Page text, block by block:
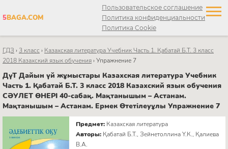
5BAGA.COM
Пользовательское соглашение
Политика конфиденциальности
Политика Cookie
ГДЗ › 3 класс › Казахская литература Учебник Часть 1. Қабатай Б.Т. 3 класс
2018 Казахский язык обучения›Упражнение 7
ДүТ Дайын үй жұмыстары Казахская литература Учебник
Часть 1. Қабатай Б.Т. 3 класс 2018 Казахский язык обучения
СӘУЛЕТ ӨНЕРІ 40-сабақ. Мақтанышым – Астанам.
Мақтанышым – Астанам. Ермек Өтетілеуұлы Упражнение 7
Предмет: Казахская литература
Авторы: Қабатай Б.Т., Зейнетоллина Ү.К., Қалиева
В.А.